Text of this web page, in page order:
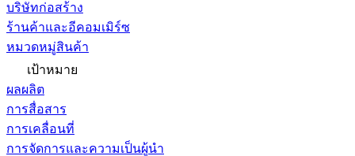
บริษัทก่อสร้าง
ร้านค้าและอีคอมเมิร์ซ
หมวดหมู่สินค้า
เป้าหมาย
ผลผลิต
การสื่อสาร
การเคลื่อนที่
การจัดการและความเป็นผู้นำ